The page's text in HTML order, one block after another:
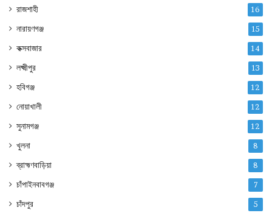
রাজশাহী 16
নারায়ণগঞ্জ 15
কক্সবাজার 14
লক্ষ্মীপুর 13
হবিগঞ্জ 12
নোয়াখালী 12
সুনামগঞ্জ 12
খুলনা 8
ব্রাহ্মণবাড়িয়া 8
চাঁপাইনবাবগঞ্জ 7
চাঁদপুর 5